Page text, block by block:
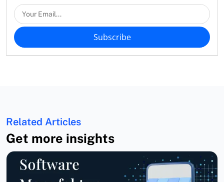
Subscribe
Related Articles
Get more insights